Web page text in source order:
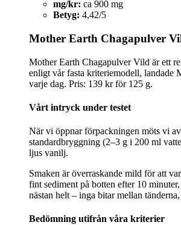
mg/kr: ca 900 mg
Betyg: 4,42/5
Mother Earth Chagapulver
Mother Earth Chagapulver Vild är ett
enligt vår fasta kriteriemodell, landade
varje dag. Pris: 139 kr för 125 g.
Vårt intryck under testet
När vi öppnar förpackningen möts vi
standardbryggning (2–3 g i 200 ml
ljus vanilj.
Smaken är överraskande mild för att
fint sediment på botten efter 10
nästan helt – inga bitar mellan
Bedömning utifrån våra kriterier